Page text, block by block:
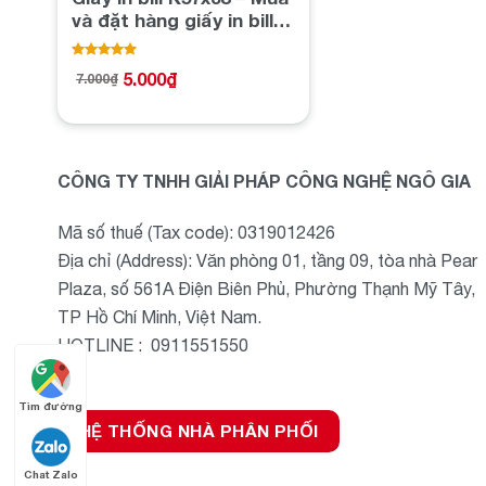
và đặt hàng giấy in bill
chất lượng
hạng5.00
7.000₫
Giá
7.000₫.
5.000₫
Giá
là:
CÔNG TY TNHH GIẢI PHÁP CÔNG NGHỆ NGÔ GIA
Mã số thuế (Tax code): 0319012426
Địa chỉ (Address): Văn phòng 01, tầng 09, tòa nhà Pear
Plaza, số 561A Điện Biên Phủ, Phường Thạnh Mỹ Tây,
TP Hồ Chí Minh, Việt Nam.
HOTLINE : 0911551550
HỆ THỐNG NHÀ PHÂN PHỐI
Tìm đường
Chat Zalo